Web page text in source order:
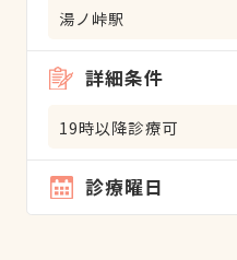
湯ノ峠駅
詳細条件
19時以降診療可
診療曜日